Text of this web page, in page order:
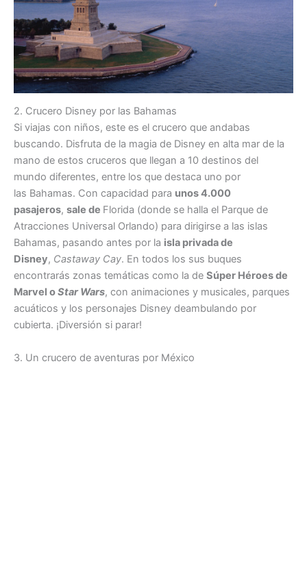
2. Crucero Disney por las Bahamas
Si viajas con niños, este es el crucero que andabas
buscando. Disfruta de la magia de Disney en alta mar de la
mano de estos cruceros que llegan a 10 destinos del
mundo diferentes, entre los que destaca uno por
las Bahamas. Con capacidad para unos 4.000
pasajeros, sale de Florida (donde se halla el Parque de
Atracciones Universal Orlando) para dirigirse a las islas
Bahamas, pasando antes por la isla privada de
Disney, Castaway Cay. En todos los sus buques
encontrarás zonas temáticas como la de Súper Héroes de
Marvel oStar Wars, con animaciones y musicales, parques
acuáticos y los personajes Disney deambulando por
cubierta. ¡Diversión si parar!
3. Un crucero de aventuras por México